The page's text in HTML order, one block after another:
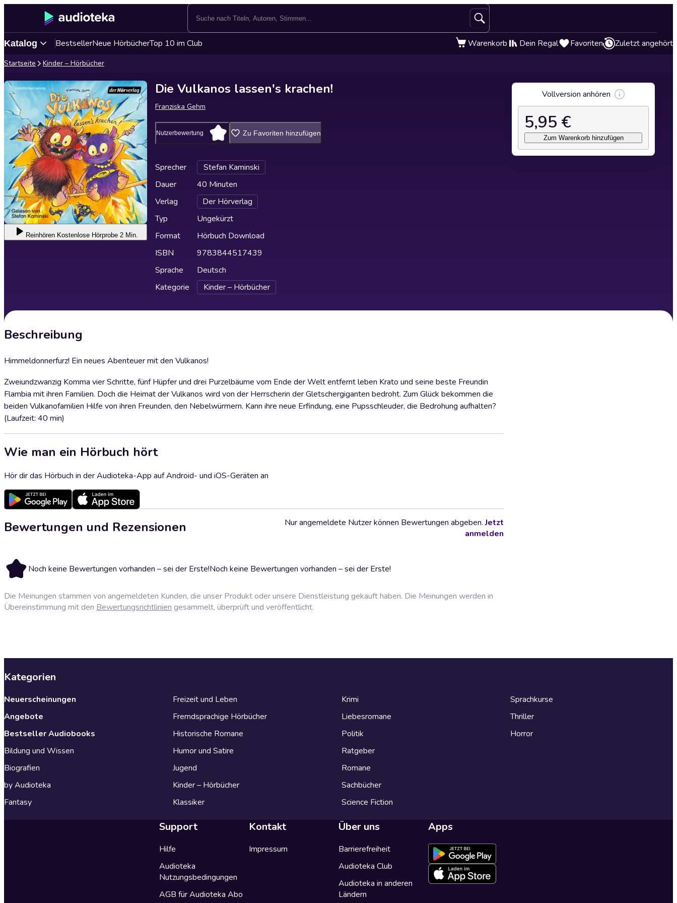
Katalog BestsellerNeue HörbücherTop 10 im Club Warenkorb Dein Regal Favoriten Zuletzt angehört
Startseite Kinder – Hörbücher
Reinhören Kostenlose Hörprobe 2 Min.
Die Vulkanos lassen's krachen!
Franziska Gehm
Nutzerbewertung Zu Favoriten hinzufügen
Sprecher
Stefan Kaminski
Dauer
40 Minuten
Verlag
Der Hörverlag
Typ
Ungekürzt
Format
Hörbuch Download
ISBN
9783844517439
Sprache
Deutsch
Kategorie
Kinder – Hörbücher
Beschreibung
Himmeldonnerfurz! Ein neues Abenteuer mit den Vulkanos!
Zweiundzwanzig Komma vier Schritte, fünf Hüpfer und drei Purzelbäume vom Ende der Welt entfernt leben Krato und seine beste Freundin
Flambia mit ihren Familien. Doch die Heimat der Vulkanos wird von der Herrscherin der Gletschergiganten bedroht. Zum Glück bekommen die
beiden Vulkanofamilien Hilfe von ihren Freunden, den Nebelwürmern. Kann ihre neue Erfindung, eine Pupsschleuder, die Bedrohung aufhalten?
(Laufzeit: 40 min)
Wie man ein Hörbuch hört
Hör dir das Hörbuch in der Audioteka-App auf Android- und iOS-Geräten an
Bewertungen und Rezensionen
Noch keine Bewertungen vorhanden – sei der Erste!Noch keine Bewertungen vorhanden – sei der Erste!
Nur angemeldete Nutzer können Bewertungen abgeben.Jetzt
anmelden
Die Meinungen stammen von angemeldeten Kunden, die unser Produkt oder unsere Dienstleistung gekauft haben. Die Meinungen werden in
Übereinstimmung mit den Bewertungsrichtlinien gesammelt, überprüft und veröffentlicht.
Vollversion anhören
5,95 €
Zum Warenkorb hinzufügen
Kategorien
Neuerscheinungen
Angebote
Bestseller Audiobooks
Bildung und Wissen
Biografien
by Audioteka
Fantasy
Freizeit und Leben
Fremdsprachige Hörbücher
Historische Romane
Humor und Satire
Jugend
Kinder – Hörbücher
Klassiker
Krimi
Liebesromane
Politik
Ratgeber
Romane
Sachbücher
Science Fiction
Sprachkurse
Thriller
Horror
Support
Hilfe
Audioteka
Nutzungsbedingungen
AGB für Audioteka Abo
Kontakt
Impressum
Über uns
Barrierefreiheit
Audioteka Club
Audioteka in anderen
Ländern
Apps